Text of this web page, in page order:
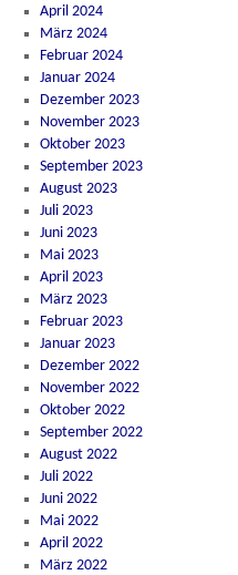
April 2024
März 2024
Februar 2024
Januar 2024
Dezember 2023
November 2023
Oktober 2023
September 2023
August 2023
Juli 2023
Juni 2023
Mai 2023
April 2023
März 2023
Februar 2023
Januar 2023
Dezember 2022
November 2022
Oktober 2022
September 2022
August 2022
Juli 2022
Juni 2022
Mai 2022
April 2022
März 2022